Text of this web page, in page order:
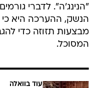
"הנינג'ה". לדברי
הנשק, ההערכה היא
מבצעות תזוזה כדי
המסוכל.
עוד בוואלה